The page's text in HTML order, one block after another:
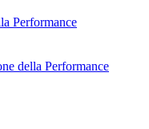
Performance
della Performance